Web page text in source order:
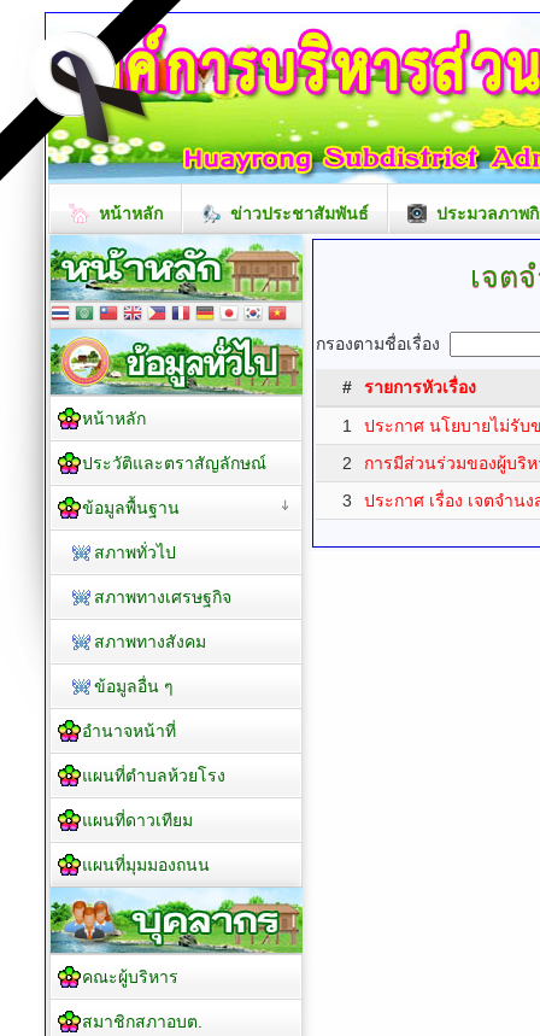
หน้าหลัก ข่าวประชาสัมพันธ์ ประมวลภาพ
เจต
กรองตามชื่อเรื่อง
#
รายการหัวเรื่อง
1
ประกาศ นโยบายไม่รับ
2
การมีส่วนร่วมของผู้บริห
3
ประกาศ เรื่อง เจตจำน
หน้าหลัก
ประวัติและตราสัญลักษณ์
ข้อมูลพื้นฐาน
สภาพทั่วไป
สภาพทางเศรษฐกิจ
สภาพทางสังคม
ข้อมูลอื่น ๆ
อำนาจหน้าที่
แผนที่ตำบลห้วยโรง
แผนที่ดาวเทียม
แผนที่มุมมองถนน
คณะผู้บริหาร
สมาชิกสภาอบต.